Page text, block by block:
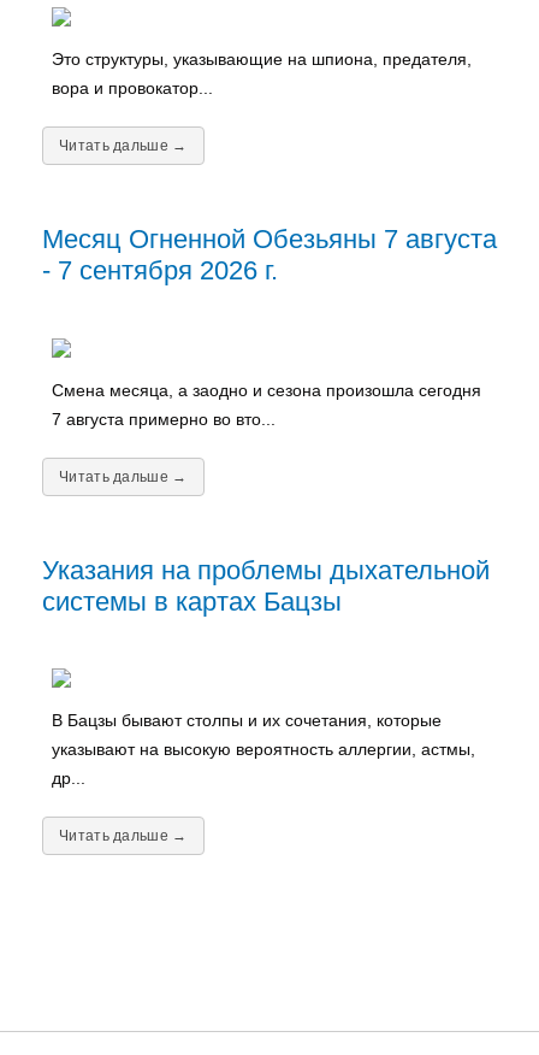
Это структуры, указывающие на шпиона, предателя,
вора и провокатор...
Читать дальше →
Месяц Огненной Обезьяны 7 августа
- 7 сентября 2026 г.
Смена месяца, а заодно и сезона произошла сегодня
7 августа примерно во вто...
Читать дальше →
Указания на проблемы дыхательной
системы в картах Бацзы
В Бацзы бывают столпы и их сочетания, которые
указывают на высокую вероятность аллергии, астмы,
др...
Читать дальше →